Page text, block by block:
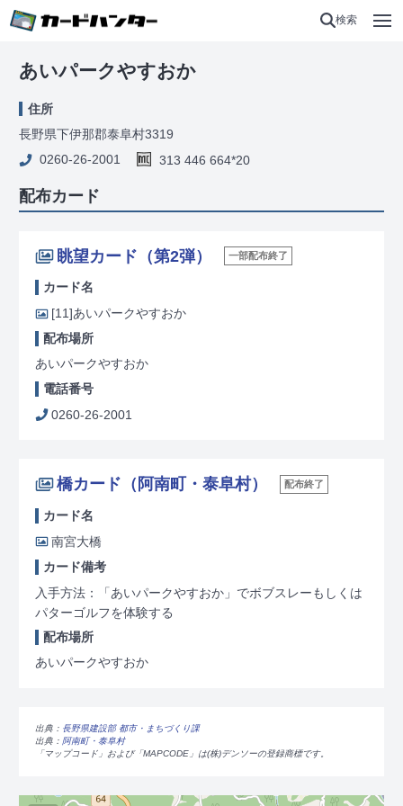
検索
あいパークやすおか
住所
長野県下伊那郡泰阜村3319
0260-26-2001
313 446 664*20
配布カード
眺望カード（第2弾） 一部配布終了
カード名
[11]あいパークやすおか
配布場所
あいパークやすおか
電話番号
0260-26-2001
橋カード（阿南町・泰阜村） 配布終了
カード名
南宮大橋
カード備考
入手方法：「あいパークやすおか」でボブスレーもしくは
パターゴルフを体験する
配布場所
あいパークやすおか
出典： 長野県建設部 都市・まちづくり課
出典： 阿南町・泰阜村
「マップコード」および「MAPCODE」は(株)デンソーの登録商標です。